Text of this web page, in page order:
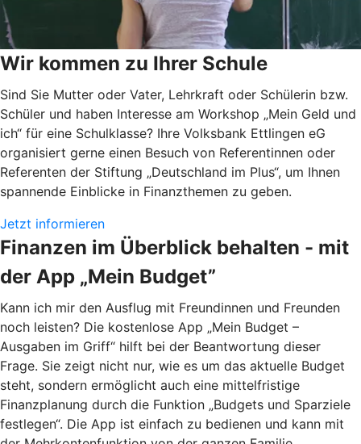
Wir kommen zu Ihrer Schule
Sind Sie Mutter oder Vater, Lehrkraft oder Schülerin bzw.
Schüler und haben Interesse am Workshop „Mein Geld und
ich“ für eine Schulklasse? Ihre Volksbank Ettlingen eG
organisiert gerne einen Besuch von Referentinnen oder
Referenten der Stiftung „Deutschland im Plus“, um Ihnen
spannende Einblicke in Finanzthemen zu geben.
Jetzt informieren
Finanzen im Überblick behalten - mit
der App „Mein Budget”
Kann ich mir den Ausflug mit Freundinnen und Freunden
noch leisten? Die kostenlose App „Mein Budget –
Ausgaben im Griff“ hilft bei der Beantwortung dieser
Frage. Sie zeigt nicht nur, wie es um das aktuelle Budget
steht, sondern ermöglicht auch eine mittelfristige
Finanzplanung durch die Funktion „Budgets und Sparziele
festlegen“. Die App ist einfach zu bedienen und kann mit